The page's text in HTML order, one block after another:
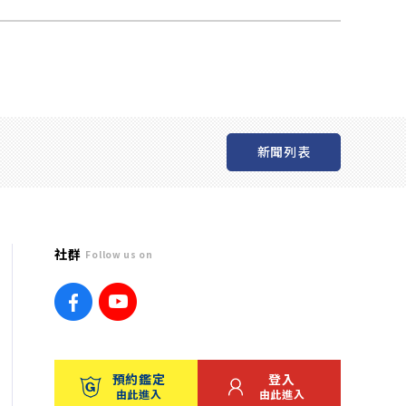
新聞列表
社群 Follow us on
預約鑑定
由此進入
登入
由此進入